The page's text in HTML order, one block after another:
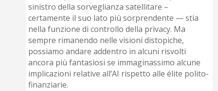
sinistro della sorveglianza sa­tellitare –
certamente il suo lato più sorprendente — stia
nella funzione di controllo della privacy. Ma
sempre rimanendo nelle visioni distopiche,
possiamo andare addentro in alcuni risvolti
ancora più fantasiosi se immaginassimo alcune
implicazioni relative all’AI rispetto alle élite polito-
finanziarie.